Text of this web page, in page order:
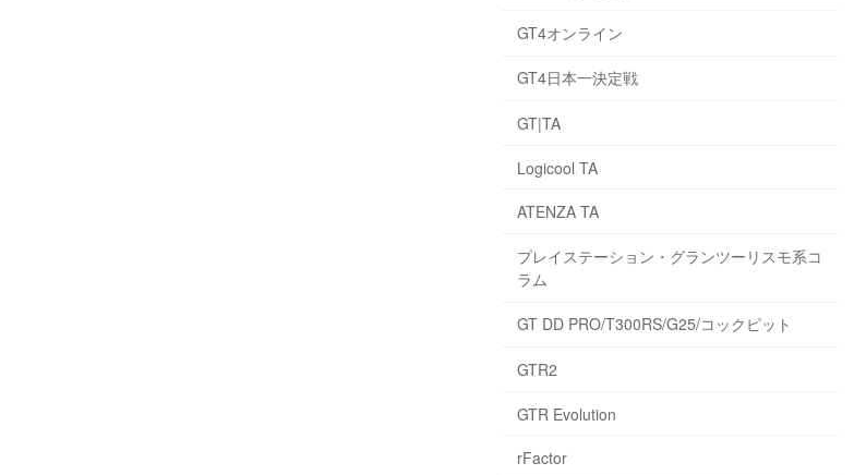
GT4オンライン
GT4日本一決定戦
GT|TA
Logicool TA
ATENZA TA
プレイステーション・グランツーリスモ系コ
ラム
GT DD PRO/T300RS/G25/コックピット
GTR2
GTR Evolution
rFactor